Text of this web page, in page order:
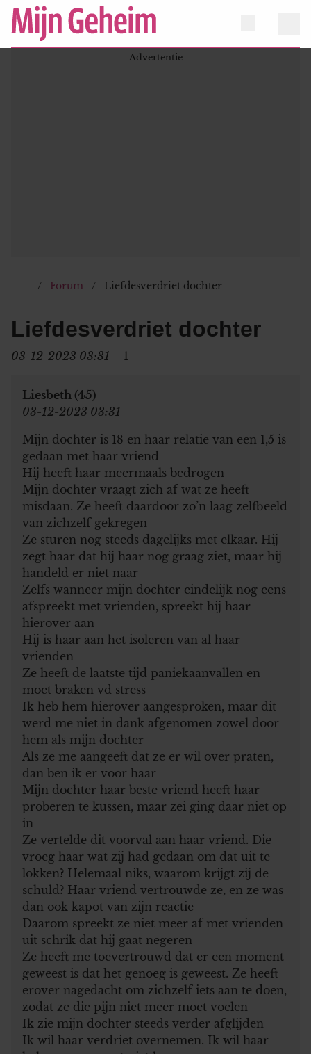
Forum Liefdesverdriet dochter
Liefdesverdriet dochter
03-12-2023 03:31 1
Liesbeth (45)
03-12-2023 03:31
Mijn dochter is 18 en haar relatie van een 1,5 is
gedaan met haar vriend
Hij heeft haar meermaals bedrogen
Mijn dochter vraagt zich af wat ze heeft
misdaan. Ze heeft daardoor zo’n laag zelfbeeld
van zichzelf gekregen
Ze sturen nog steeds dagelijks met elkaar. Hij
zegt haar dat hij haar nog graag ziet, maar hij
handeld er niet naar
Zelfs wanneer mijn dochter eindelijk nog eens
afspreekt met vrienden, spreekt hij haar
hierover aan
Hij is haar aan het isoleren van al haar
vrienden
Ze heeft de laatste tijd paniekaanvallen en
moet braken vd stress
Ik heb hem hierover aangesproken, maar dit
werd me niet in dank afgenomen zowel door
hem als mijn dochter
Als ze me aangeeft dat ze er wil over praten,
dan ben ik er voor haar
Mijn dochter haar beste vriend heeft haar
proberen te kussen, maar zei ging daar niet op
in
Ze vertelde dit voorval aan haar vriend. Die
vroeg haar wat zij had gedaan om dat uit te
lokken? Helemaal niks, waarom krijgt zij de
schuld? Haar vriend vertrouwde ze, en ze was
dan ook kapot van zijn reactie
Daarom spreekt ze niet meer af met vrienden
uit schrik dat hij gaat negeren
Ze heeft me toevertrouwd dat er een moment
geweest is dat het genoeg is geweest. Ze heeft
erover nagedacht om zichzelf iets aan te doen,
zodat ze die pijn niet meer moet voelen
Ik zie mijn dochter steeds verder afglijden
Ik wil haar verdriet overnemen. Ik wil haar